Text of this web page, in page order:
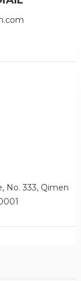
No. 333, Qimen